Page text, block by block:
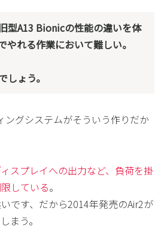
型A13 Bionicの性能の違いを体
やれる作業において難しい。
しょう。
ングシステムがそういう作りだか
スプレイへの出力など、負荷を掛
している。
です、だから2014年発売のAir2が
まう。